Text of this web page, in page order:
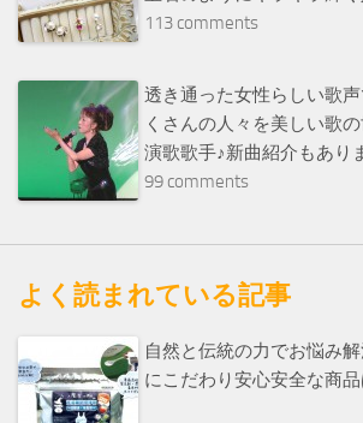
113 comments
透き通った女性らしい歌
くさんの人々を美しい歌
演歌歌手♪新曲紹介もあり
99 comments
よく読まれている記事
自然と伝統の力でお悩み
にこだわり安心安全な商品